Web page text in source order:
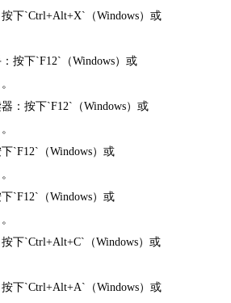
下`Ctrl+Alt+X`（Windows）或
按下`F12`（Windows）或
：按下`F12`（Windows）或
`F12`（Windows）或
`F12`（Windows）或
下`Ctrl+Alt+C`（Windows）或
下`Ctrl+Alt+A`（Windows）或